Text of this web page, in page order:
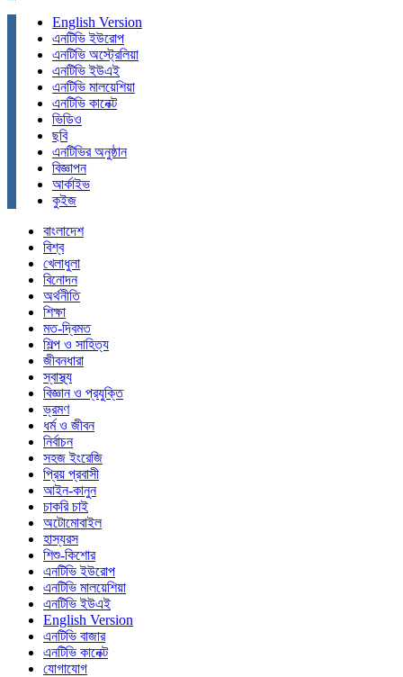
English Version
এনটিভি ইউরোপ
এনটিভি অস্ট্রেলিয়া
এনটিভি ইউএই
এনটিভি মালয়েশিয়া
এনটিভি কানেক্ট
ভিডিও
ছবি
এনটিভির অনুষ্ঠান
বিজ্ঞাপন
আর্কাইভ
কুইজ
বাংলাদেশ
বিশ্ব
খেলাধুলা
বিনোদন
অর্থনীতি
শিক্ষা
মত-দ্বিমত
শিল্প ও সাহিত্য
জীবনধারা
স্বাস্থ্য
বিজ্ঞান ও প্রযুক্তি
ভ্রমণ
ধর্ম ও জীবন
নির্বাচন
সহজ ইংরেজি
প্রিয় প্রবাসী
আইন-কানুন
চাকরি চাই
অটোমোবাইল
হাস্যরস
শিশু-কিশোর
এনটিভি ইউরোপ
এনটিভি মালয়েশিয়া
এনটিভি ইউএই
English Version
এনটিভি বাজার
এনটিভি কানেক্ট
যোগাযোগ